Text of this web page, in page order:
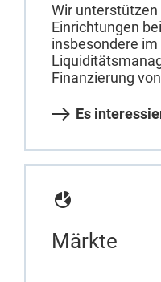
Wir
Einrichtungen
insbesondere im
Finanzierung
Es
Märkte